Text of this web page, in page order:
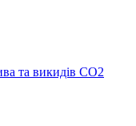
та викидів СО2